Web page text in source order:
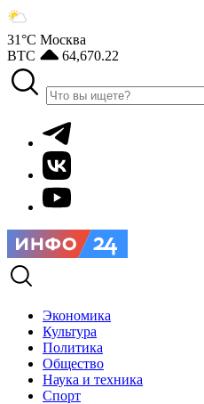
31°С Москва
BTC
64,670.22
Экономика
Культура
Политика
Общество
Наука и техника
Спорт